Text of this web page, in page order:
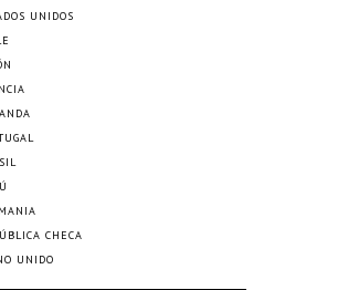
UNIDOS
CHECA
UNIDO